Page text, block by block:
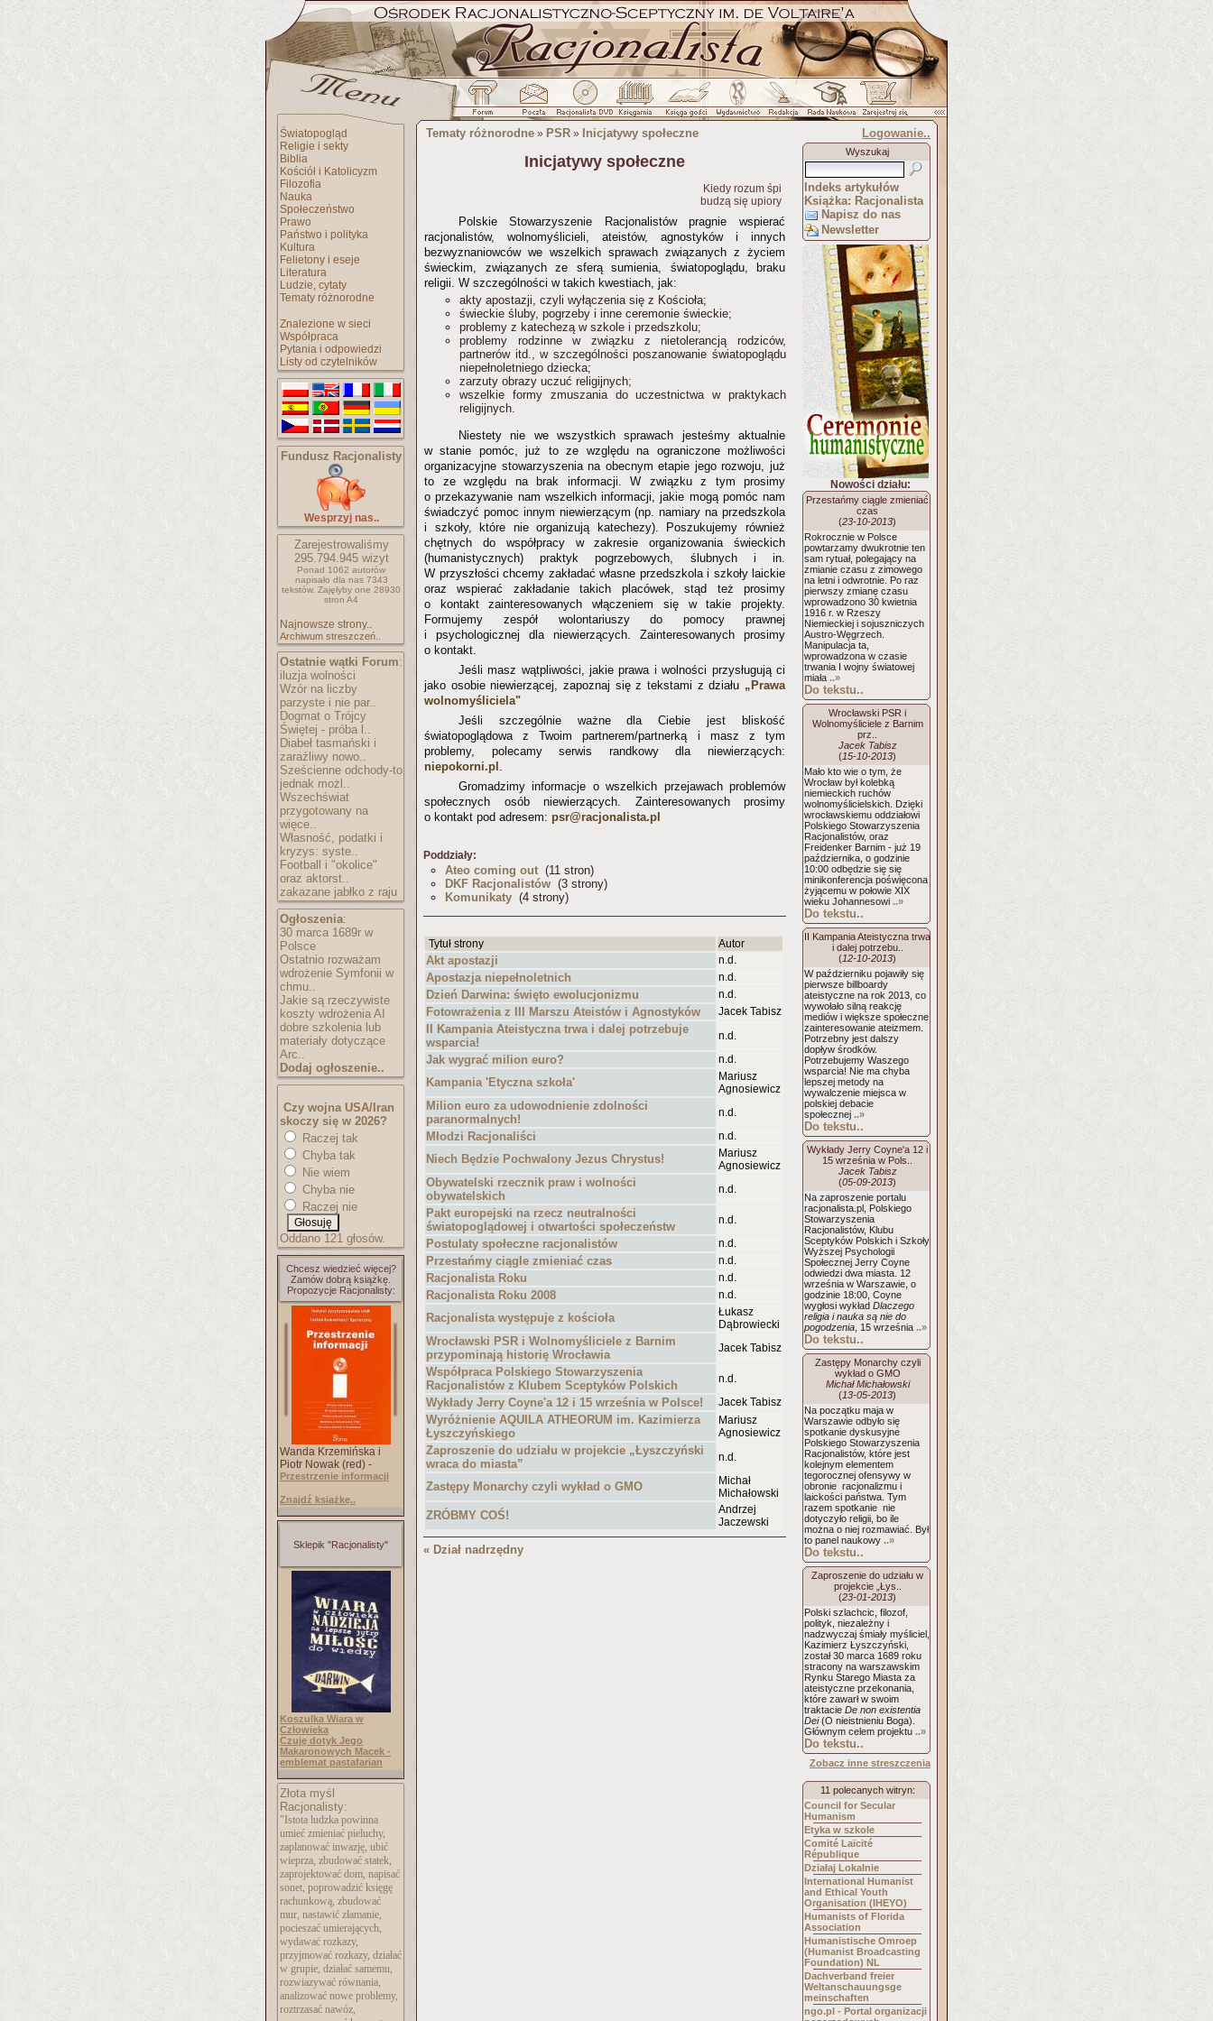
Światopogląd
Religie i sekty
Biblia
Kościół i Katolicyzm
Filozofia
Nauka
Społeczeństwo
Prawo
Państwo i polityka
Kultura
Felietony i eseje
Literatura
Ludzie, cytaty
Tematy różnorodne
Znalezione w sieci
Współpraca
Pytania i odpowiedzi
Listy od czytelników
Fundusz Racjonalisty
Wesprzyj nas..
Zarejestrowaliśmy
295.794.945wizyt
Ponad 1062 autorów
napisało dla nas 7343
tekstów. Zajęłyby one 28930
stron A4
Najnowsze strony..
Archiwum streszczeń..
Ostatnie wątki Forum:
iluzja wolności
Wzór na liczby
parzyste i nie par..
Dogmat o Trójcy
Świętej - próba l..
Diabeł tasmański i
zaraźliwy nowo..
Sześcienne odchody-to
jednak możl..
Wszechświat
przygotowany na
więce..
Własność, podatki i
kryzys: syste..
Football i "okolice"
oraz aktorst..
zakazane jabłko z raju
Ogłoszenia:
30 marca 1689r w
Polsce
Ostatnio rozważam
wdrożenie Symfonii w
chmu..
Jakie są rzeczywiste
koszty wdrożenia AI
dobre szkolenia lub
materiały dotyczące
Arc..
Dodaj ogłoszenie..
Czy wojna USA/Iran
skoczy się w 2026?
Raczej tak
Chyba tak
Nie wiem
Chyba nie
Raczej nie
Oddano 121 głosów.
Chcesz wiedzieć więcej?
Zamów dobrą książkę.
Propozycje Racjonalisty:
Wanda Krzemińska i
Piotr Nowak (red) -
Przestrzenie informacji
Znajdź książkę..
Sklepik "Racjonalisty"
Koszulka Wiara w
Człowieka
Czuję dotyk Jego
Makaronowych Macek -
emblemat pastafarian
Złota myśl
Racjonalisty:
"Istota ludzka powinna
umieć zmieniać pieluchy,
zaplanować inwazję, ubić
wieprza, zbudować statek,
zaprojektować dom, napisać
sonet, poprowadzić księgę
rachunkową, zbudować
mur, nastawić złamanie,
pocieszać umierających,
wydawać rozkazy,
przyjmować rozkazy, działać
w grupie, działać samemu,
rozwiazywać równania,
analizować nowe problemy,
roztrzasać nawóz,
Tematy różnorodne » PSR » Inicjatywy społeczne
Inicjatywy społeczne
Kiedy rozum śpi
budzą się upiory
Polskie Stowarzyszenie Racjonalistów pragnie wspierać
racjonalistów, wolnomyślicieli, ateistów, agnostyków i innych
bezwyznaniowców we wszelkich sprawach związanych z życiem
świeckim, związanych ze sferą sumienia, światopoglądu, braku
religii. W szczególności w takich kwestiach, jak:
akty apostazji, czyli wyłączenia się z Kościoła;
świeckie śluby, pogrzeby i inne ceremonie świeckie;
problemy z katechezą w szkole i przedszkolu;
problemy rodzinne w związku z nietolerancją rodziców,
partnerów itd., w szczególności poszanowanie światopoglądu
niepełnoletniego dziecka;
zarzuty obrazy uczuć religijnych;
wszelkie formy zmuszania do uczestnictwa w praktykach
religijnych.
Niestety nie we wszystkich sprawach jesteśmy aktualnie
w stanie pomóc, już to ze względu na ograniczone możliwości
organizacyjne stowarzyszenia na obecnym etapie jego rozwoju, już
to ze względu na brak informacji. W związku z tym prosimy
o przekazywanie nam wszelkich informacji, jakie mogą pomóc nam
świadczyć pomoc innym niewierzącym (np. namiary na przedszkola
i szkoły, które nie organizują katechezy). Poszukujemy również
chętnych do współpracy w zakresie organizowania świeckich
(humanistycznych) praktyk pogrzebowych, ślubnych i in.
W przyszłości chcemy zakładać własne przedszkola i szkoły laickie
oraz wspierać zakładanie takich placówek, stąd też prosimy
o kontakt zainteresowanych włączeniem się w takie projekty.
Formujemy zespół wolontariuszy do pomocy prawnej
i psychologicznej dla niewierzących. Zainteresowanych prosimy
o kontakt.
Jeśli masz wątpliwości, jakie prawa i wolności przysługują ci
jako osobie niewierzącej, zapoznaj się z tekstami z działu „Prawa
wolnomyśliciela"
Jeśli szczególnie ważne dla Ciebie jest bliskość
światopoglądowa z Twoim partnerem/partnerką i masz z tym
problemy, polecamy serwis randkowy dla niewierzących:
niepokorni.pl .
Gromadzimy informacje o wszelkich przejawach problemów
społecznych osób niewierzących. Zainteresowanych prosimy
o kontakt pod adresem: psr@racjonalista.pl
Poddziały:
Ateo coming out (11 stron)
DKF Racjonalistów (3 strony)
Komunikaty (4 strony)
Tytuł strony Autor
Akt apostazji n.d.
Apostazja niepełnoletnich n.d.
Dzień Darwina: święto ewolucjonizmu n.d.
Fotowrażenia z III Marszu Ateistów i Agnostyków Jacek Tabisz
II Kampania Ateistyczna trwa i dalej potrzebuje
wsparcia!
n.d.
Jak wygrać milion euro? n.d.
Kampania 'Etyczna szkoła'
Mariusz
Agnosiewicz
Milion euro za udowodnienie zdolności
paranormalnych!
n.d.
Młodzi Racjonaliści n.d.
Niech Będzie Pochwalony Jezus Chrystus!
Mariusz
Agnosiewicz
Obywatelski rzecznik praw i wolności
obywatelskich
n.d.
Pakt europejski na rzecz neutralności
światopoglądowej i otwartości społeczeństw
n.d.
Postulaty społeczne racjonalistów n.d.
Przestańmy ciągle zmieniać czas n.d.
Racjonalista Roku n.d.
Racjonalista Roku 2008 n.d.
Racjonalista występuje z kościoła
Łukasz
Dąbrowiecki
Wrocławski PSR i Wolnomyśliciele z Barnim
przypominają historię Wrocławia
Jacek Tabisz
Współpraca Polskiego Stowarzyszenia
Racjonalistów z Klubem Sceptyków Polskich
n.d.
Wykłady Jerry Coyne'a 12 i 15 września w Polsce! Jacek Tabisz
Wyróżnienie AQUILA ATHEORUM im. Kazimierza
Łyszczyńskiego
Mariusz
Agnosiewicz
Zaproszenie do udziału w projekcie „Łyszczyński
wraca do miasta”
n.d.
Zastępy Monarchy czyli wykład o GMO
Michał
Michałowski
ZRÓBMY COŚ!
Andrzej
Jaczewski
« Dział nadrzędny
Logowanie..
Wyszukaj
Indeks artykułów
Książka: Racjonalista
Napisz do nas
Newsletter
Nowości działu:
Przestańmy ciągle zmieniać
czas
(23-10-2013)
Rokrocznie w Polsce
powtarzamy dwukrotnie ten
sam rytuał, polegający na
zmianie czasu z zimowego
na letni i odwrotnie. Po raz
pierwszy zmianę czasu
wprowadzono 30 kwietnia
1916 r. w Rzeszy
Niemieckiej i sojuszniczych
Austro-Węgrzech.
Manipulacja ta,
wprowadzona w czasie
trwania I wojny światowej
miała ..»
Do tekstu..
Wrocławski PSR i
Wolnomyśliciele z Barnim
prz..
Jacek Tabisz
(15-10-2013)
Mało kto wie o tym, że
Wrocław był kolebką
niemieckich ruchów
wolnomyślicielskich. Dzięki
wrocławskiemu oddziałowi
Polskiego Stowarzyszenia
Racjonalistów, oraz
Freidenker Barnim - już 19
października, o godzinie
10:00 odbędzie się się
minikonferencja poświęcona
żyjącemu w połowie XIX
wieku Johannesowi ..»
Do tekstu..
II Kampania Ateistyczna trwa
i dalej potrzebu..
(12-10-2013)
W październiku pojawiły się
pierwsze billboardy
ateistyczne na rok 2013, co
wywołało silną reakcję
mediów i większe społeczne
zainteresowanie ateizmem.
Potrzebny jest dalszy
dopływ środków.
Potrzebujemy Waszego
wsparcia! Nie ma chyba
lepszej metody na
wywalczenie miejsca w
polskiej debacie
społecznej ..»
Do tekstu..
Wykłady Jerry Coyne'a 12 i
15 września w Pols..
Jacek Tabisz
(05-09-2013)
Na zaproszenie portalu
racjonalista.pl, Polskiego
Stowarzyszenia
Racjonalistów, Klubu
Sceptyków Polskich i Szkoły
Wyższej Psychologii
Społecznej Jerry Coyne
odwiedzi dwa miasta. 12
września w Warszawie, o
godzinie 18:00, Coyne
wygłosi wykład Dlaczego
religia i nauka są nie do
pogodzenia , 15 września ..»
Do tekstu..
Zastępy Monarchy czyli
wykład o GMO
Michał Michałowski
(13-05-2013)
Na początku maja w
Warszawie odbyło się
spotkanie dyskusyjne
Polskiego Stowarzyszenia
Racjonalistów, które jest
kolejnym elementem
tegorocznej ofensywy w
obronie racjonalizmu i
laickości państwa. Tym
razem spotkanie nie
dotyczyło religii, bo ile
można o niej rozmawiać. Był
to panel naukowy ..»
Do tekstu..
Zaproszenie do udziału w
projekcie „Łys..
(23-01-2013)
Polski szlachcic, filozof,
polityk, niezależny i
nadzwyczaj śmiały myśliciel,
Kazimierz Łyszczyński,
został 30 marca 1689 roku
stracony na warszawskim
Rynku Starego Miasta za
ateistyczne przekonania,
które zawarł w swoim
traktacie De non existentia
Dei(O nieistnieniu Boga).
Głównym celem projektu ..»
Do tekstu..
Zobacz inne streszczenia
11 polecanych witryn:
Council for Secular
Humanism
Etyka w szkole
Comité Laïcité
République
Działaj Lokalnie
International Humanist
and Ethical Youth
Organisation (IHEYO)
Humanists of Florida
Association
Humanistische Omroep
(Humanist Broadcasting
Foundation) NL
Dachverband freier
Weltanschauungsge
meinschaften
ngo.pl - Portal organizacji